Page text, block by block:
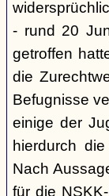
- rund 20
getroffen
die
Befugnisse
einige der
hierdurch
Nach
für die